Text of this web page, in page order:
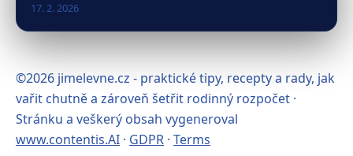
17. 2. 2026
©2026 jimelevne.cz - praktické tipy, recepty a rady, jak
vařit chutně a zároveň šetřit rodinný rozpočet ·
Stránku a veškerý obsah vygeneroval
www.contentis.AI · GDPR · Terms